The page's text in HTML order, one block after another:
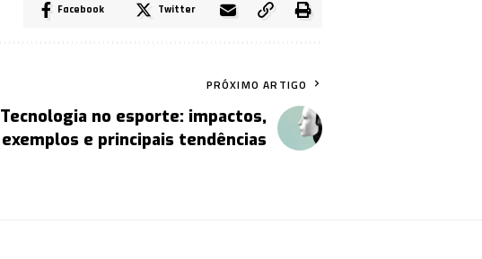
Facebook Twitter
PRÓXIMO ARTIGO
Tecnologia no esporte: impactos,
exemplos e principais tendências